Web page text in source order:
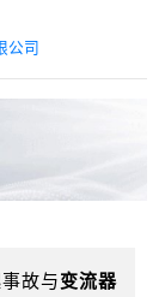
公司
故与变流器